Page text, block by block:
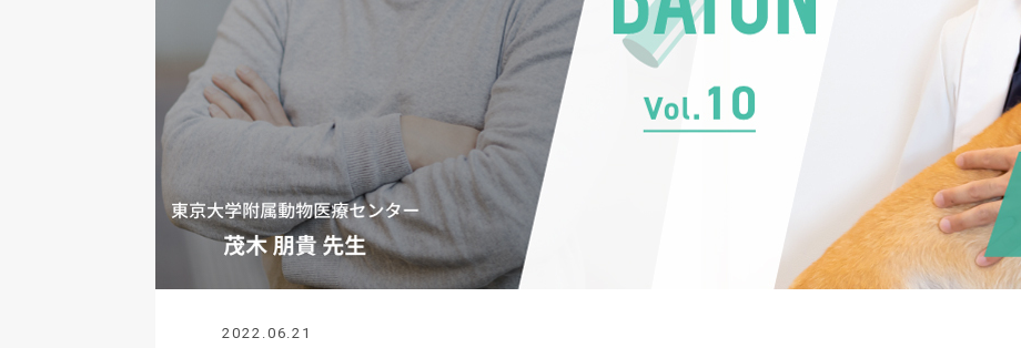
2022.06.21